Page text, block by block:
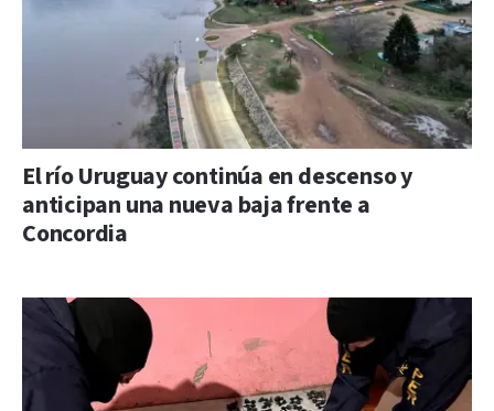
El río Uruguay continúa en descenso y
anticipan una nueva baja frente a
Concordia